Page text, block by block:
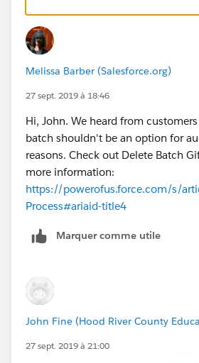
Melissa Barber (Salesforce.org)
27 sept. 2019 à 18:46
Hi, John. We heard from
batch shouldn't be an option for
reasons. Check out Delete Batch
more information:
https://powerofus.force.com/s/
Process#ariaid-title4
Marquer comme utile
John Fine (Hood River County
27 sept. 2019 à 21:00